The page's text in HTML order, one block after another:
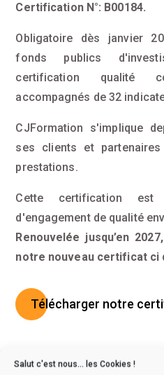
Salut c'est nous... les Cookies !
Certification N°: B00184.
Obligatoire dès janvier
fonds publics
certification qualité
accompagnés de 32
CJFormation s'implique
ses clients et
prestations.
Cette certification est
d'engagement de qualité
Renouvelée jusqu’en
notre nouveau certificat ci
Télécharger notre
Et